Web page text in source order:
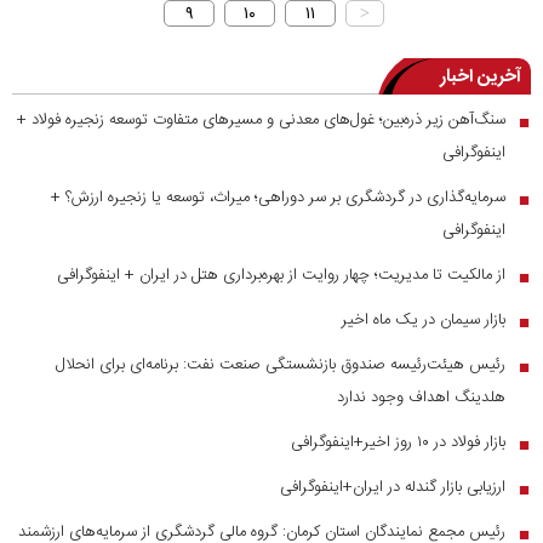
۹
۱۰ ۱۱ >
آخرین اخبار
■ سنگ‌آهن زیر ذره‌بین؛ غول‌های معدنی و مسیر‌های متفاوت توسعه زنجیره فولاد +
اینفوگرافی
■ سرمایه‌گذاری در گردشگری بر سر دوراهی؛ میراث، توسعه یا زنجیره ارزش؟ +
اینفوگرافی
■ از مالکیت تا مدیریت؛ چهار روایت از بهره‌برداری هتل در ایران + اینفوگرافی
■ بازار سیمان در یک ماه اخیر
■
رئیس هیئت‌رئیسه صندوق بازنشستگی صنعت نفت: برنامه‌ای برای انحلال
هلدینگ اهداف وجود ندارد
■ بازار فولاد در ۱۰ روز اخیر+اینفوگرافی
■ ارزیابی بازار گندله در ایران+اینفوگرافی
■ رئیس مجمع نمایندگان استان کرمان: گروه مالی گردشگری از سرمایه‌های ارزشمند